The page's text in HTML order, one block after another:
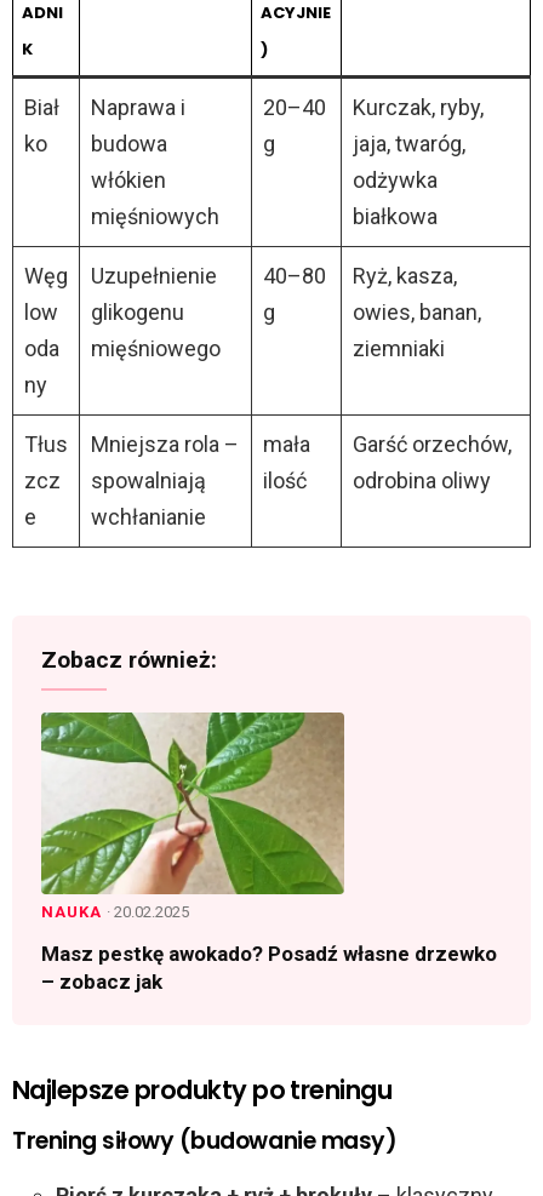
ADNI
K
ACYJNIE
)
Biał
ko
Naprawa i
budowa
włókien
mięśniowych
20–40
g
Kurczak, ryby,
jaja, twaróg,
odżywka
białkowa
Węg
low
oda
ny
Uzupełnienie
glikogenu
mięśniowego
40–80
g
Ryż, kasza,
owies, banan,
ziemniaki
Tłus
zcz
e
Mniejsza rola –
spowalniają
wchłanianie
mała
ilość
Garść orzechów,
odrobina oliwy
Zobacz również:
NAUKA · 20.02.2025
Masz pestkę awokado? Posadź własne drzewko
– zobacz jak
Najlepsze produkty po treningu
Trening siłowy (budowanie masy)